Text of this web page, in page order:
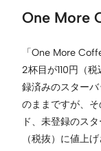
One More
「One More
2杯目が110円（
録済みのスターバ
のままですが、
ド、未登録のス
（税抜）に値上げ